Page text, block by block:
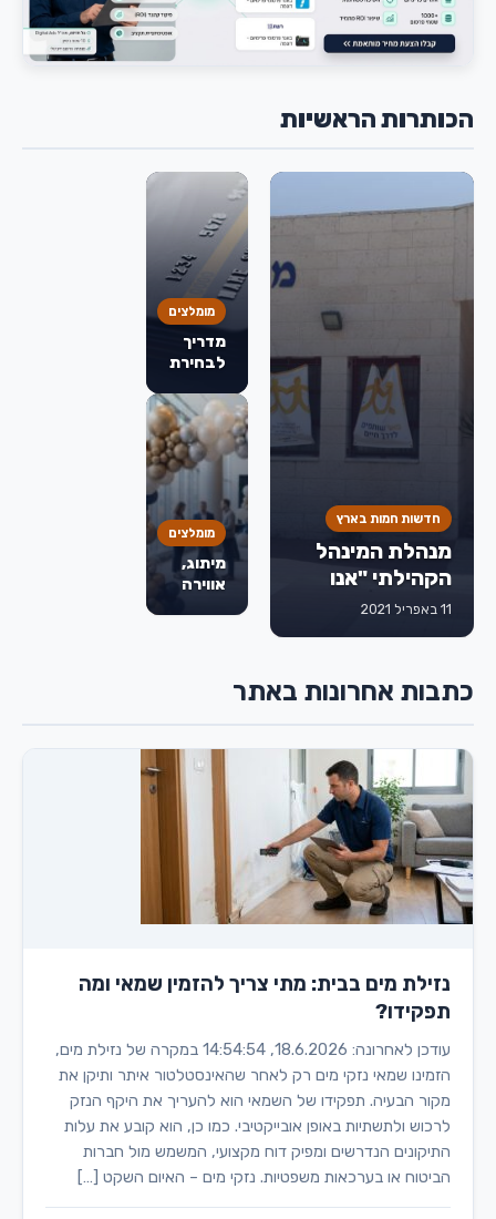
הכותרות הראשיות
חדשות חמות בארץ
מנהלת המינהל
הקהילתי "אנו
מודים לחברת
דואר ישראל
לתמוך בעובדים
בשוק העבודה"
11 באפריל 2021
מומלצים
מדריך
לבחירת
אשראי:
מה
באמת
חשוב
לפני
שמחליטים
מומלצים
מיתוג,
אווירה
כתבות אחרונות באתר
נזילת מים בבית: מתי צריך להזמין שמאי ומה
תפקידו?
עודכן לאחרונה: 18.6.2026, 14:54:54 במקרה של נזילת מים,
הזמינו שמאי נזקי מים רק לאחר שהאינסטלטור איתר ותיקן את
מקור הבעיה. תפקידו של השמאי הוא להעריך את היקף הנזק
לרכוש ולתשתיות באופן אובייקטיבי. כמו כן, הוא קובע את עלות
התיקונים הנדרשים ומפיק דוח מקצועי, המשמש מול חברות
הביטוח או בערכאות משפטיות. נזקי מים – האיום השקט […]